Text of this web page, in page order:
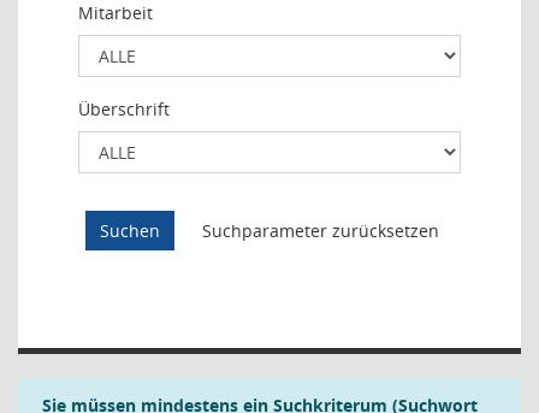
Mitarbeit
Überschrift
Sie müssen mindestens ein Suchkriterum (Suchwort